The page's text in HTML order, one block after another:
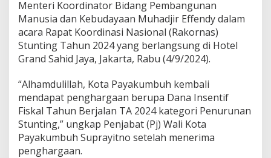
n
D
a
n
a
F
s
k
a
l
,
I
Menteri Koordinator Bidang Pembangunan
Manusia dan Kebudayaan Muhadjir Effendy dalam
acara Rapat Koordinasi Nasional (Rakornas)
Stunting Tahun 2024 yang berlangsung di Hotel
Grand Sahid Jaya, Jakarta, Rabu (4/9/2024).
“Alhamdulillah, Kota Payakumbuh kembali
mendapat penghargaan berupa Dana Insentif
Fiskal Tahun Berjalan TA 2024 kategori Penurunan
Stunting,” ungkap Penjabat (Pj) Wali Kota
Payakumbuh Suprayitno setelah menerima
penghargaan.